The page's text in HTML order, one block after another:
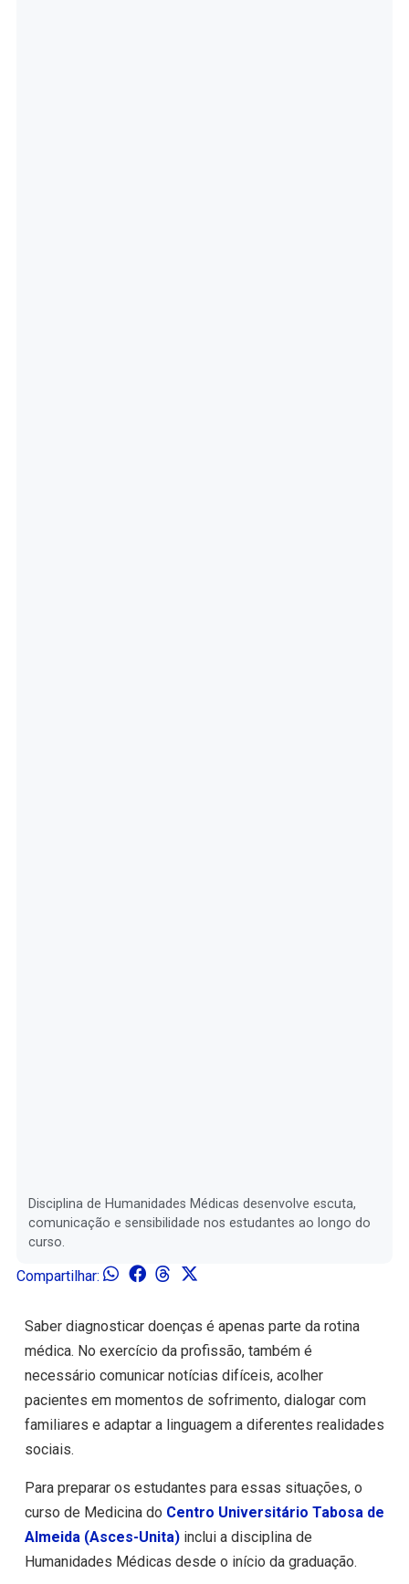
Disciplina de Humanidades Médicas desenvolve escuta,
comunicação e sensibilidade nos estudantes ao longo do
curso.
Compartilhar:
Saber diagnosticar doenças é apenas parte da rotina
médica. No exercício da profissão, também é
necessário comunicar notícias difíceis, acolher
pacientes em momentos de sofrimento, dialogar com
familiares e adaptar a linguagem a diferentes realidades
sociais.
Para preparar os estudantes para essas situações, o
curso de Medicina do Centro Universitário Tabosa de
Almeida (Asces-Unita)inclui a disciplina de
Humanidades Médicas desde o início da graduação.